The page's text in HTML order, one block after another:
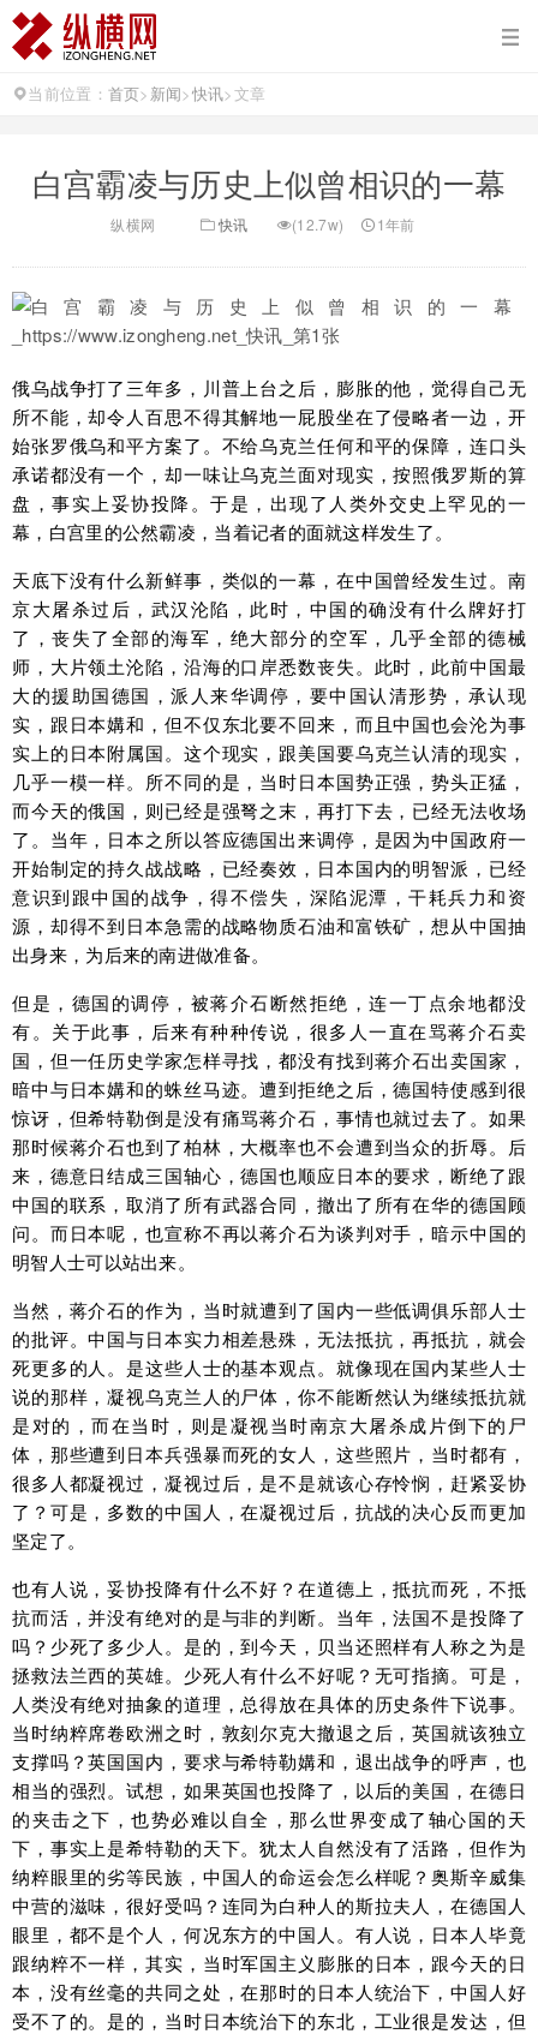
当前位置： 首页> 新闻>快讯>文章
白宫霸凌与历史上似曾相识的一幕
纵横网 快讯 (12.7w) 1年前
俄乌战争打了三年多，川普上台之后，膨胀的他，觉得自己无
所不能，却令人百思不得其解地一屁股坐在了侵略者一边，开
始张罗俄乌和平方案了。不给乌克兰任何和平的保障，连口头
承诺都没有一个，却一味让乌克兰面对现实，按照俄罗斯的算
盘，事实上妥协投降。于是，出现了人类外交史上罕见的一
幕，白宫里的公然霸凌，当着记者的面就这样发生了。
天底下没有什么新鲜事，类似的一幕，在中国曾经发生过。南
京大屠杀过后，武汉沦陷，此时，中国的确没有什么牌好打
了，丧失了全部的海军，绝大部分的空军，几乎全部的德械
师，大片领土沦陷，沿海的口岸悉数丧失。此时，此前中国最
大的援助国德国，派人来华调停，要中国认清形势，承认现
实，跟日本媾和，但不仅东北要不回来，而且中国也会沦为事
实上的日本附属国。这个现实，跟美国要乌克兰认清的现实，
几乎一模一样。所不同的是，当时日本国势正强，势头正猛，
而今天的俄国，则已经是强弩之末，再打下去，已经无法收场
了。当年，日本之所以答应德国出来调停，是因为中国政府一
开始制定的持久战战略，已经奏效，日本国内的明智派，已经
意识到跟中国的战争，得不偿失，深陷泥潭，干耗兵力和资
源，却得不到日本急需的战略物质石油和富铁矿，想从中国抽
出身来，为后来的南进做准备。
但是，德国的调停，被蒋介石断然拒绝，连一丁点余地都没
有。关于此事，后来有种种传说，很多人一直在骂蒋介石卖
国，但一任历史学家怎样寻找，都没有找到蒋介石出卖国家，
暗中与日本媾和的蛛丝马迹。遭到拒绝之后，德国特使感到很
惊讶，但希特勒倒是没有痛骂蒋介石，事情也就过去了。如果
那时候蒋介石也到了柏林，大概率也不会遭到当众的折辱。后
来，德意日结成三国轴心，德国也顺应日本的要求，断绝了跟
中国的联系，取消了所有武器合同，撤出了所有在华的德国顾
问。而日本呢，也宣称不再以蒋介石为谈判对手，暗示中国的
明智人士可以站出来。
当然，蒋介石的作为，当时就遭到了国内一些低调俱乐部人士
的批评。中国与日本实力相差悬殊，无法抵抗，再抵抗，就会
死更多的人。是这些人士的基本观点。就像现在国内某些人士
说的那样，凝视乌克兰人的尸体，你不能断然认为继续抵抗就
是对的，而在当时，则是凝视当时南京大屠杀成片倒下的尸
体，那些遭到日本兵强暴而死的女人，这些照片，当时都有，
很多人都凝视过，凝视过后，是不是就该心存怜悯，赶紧妥协
了？可是，多数的中国人，在凝视过后，抗战的决心反而更加
坚定了。
也有人说，妥协投降有什么不好？在道德上，抵抗而死，不抵
抗而活，并没有绝对的是与非的判断。当年，法国不是投降了
吗？少死了多少人。是的，到今天，贝当还照样有人称之为是
拯救法兰西的英雄。少死人有什么不好呢？无可指摘。可是，
人类没有绝对抽象的道理，总得放在具体的历史条件下说事。
当时纳粹席卷欧洲之时，敦刻尔克大撤退之后，英国就该独立
支撑吗？英国国内，要求与希特勒媾和，退出战争的呼声，也
相当的强烈。试想，如果英国也投降了，以后的美国，在德日
的夹击之下，也势必难以自全，那么世界变成了轴心国的天
下，事实上是希特勒的天下。犹太人自然没有了活路，但作为
纳粹眼里的劣等民族，中国人的命运会怎么样呢？奥斯辛威集
中营的滋味，很好受吗？连同为白种人的斯拉夫人，在德国人
眼里，都不是个人，何况东方的中国人。有人说，日本人毕竟
跟纳粹不一样，其实，当时军国主义膨胀的日本，跟今天的日
本，没有丝毫的共同之处，在那时的日本人统治下，中国人好
受不了的。是的，当时日本统治下的东北，工业很是发达，但